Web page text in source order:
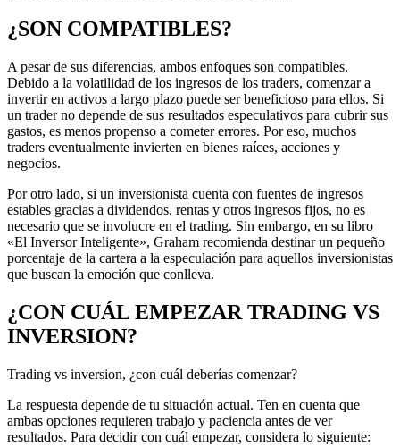
¿SON COMPATIBLES?
A pesar de sus diferencias, ambos enfoques son compatibles.
Debido a la volatilidad de los ingresos de los traders, comenzar a
invertir en activos a largo plazo puede ser beneficioso para ellos. Si
un trader no depende de sus resultados especulativos para cubrir sus
gastos, es menos propenso a cometer errores. Por eso, muchos
traders eventualmente invierten en bienes raíces, acciones y
negocios.
Por otro lado, si un inversionista cuenta con fuentes de ingresos
estables gracias a dividendos, rentas y otros ingresos fijos, no es
necesario que se involucre en el trading. Sin embargo, en su libro
«El Inversor Inteligente», Graham recomienda destinar un pequeño
porcentaje de la cartera a la especulación para aquellos inversionistas
que buscan la emoción que conlleva.
¿CON CUÁL EMPEZAR TRADING VS
INVERSION?
Trading vs inversion, ¿con cuál deberías comenzar?
La respuesta depende de tu situación actual. Ten en cuenta que
ambas opciones requieren trabajo y paciencia antes de ver
resultados. Para decidir con cuál empezar, considera lo siguiente: